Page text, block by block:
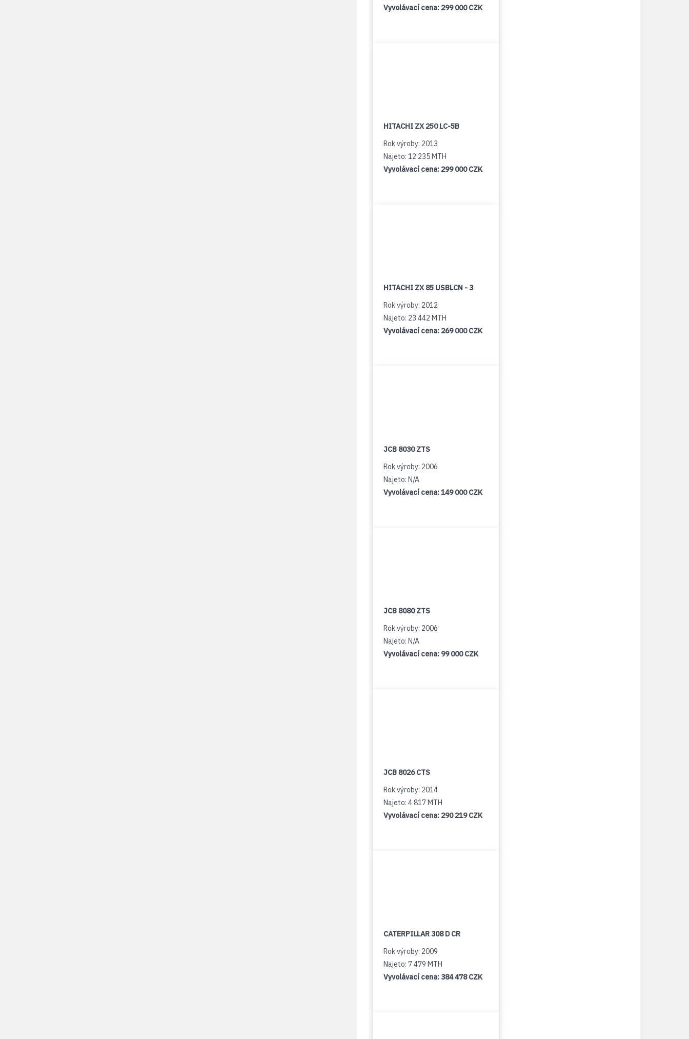
Vyvolávací cena: 299 000 CZK
HITACHI ZX 250 LC-5B
Rok výroby: 2013
Najeto: 12 235 MTH
Vyvolávací cena: 299 000 CZK
HITACHI ZX 85 USBLCN - 3
Rok výroby: 2012
Najeto: 23 442 MTH
Vyvolávací cena: 269 000 CZK
JCB 8030 ZTS
Rok výroby: 2006
Najeto: N/A
Vyvolávací cena:149 000 CZK
JCB 8080 ZTS
Rok výroby: 2006
Najeto: N/A
Vyvolávací cena: 99 000 CZK
JCB 8026 CTS
Rok výroby: 2014
Najeto: 4 817 MTH
Vyvolávací cena: 290 219 CZK
CATERPILLAR 308 D CR
Rok výroby: 2009
Najeto: 7 479 MTH
Vyvolávací cena: 384 478 CZK